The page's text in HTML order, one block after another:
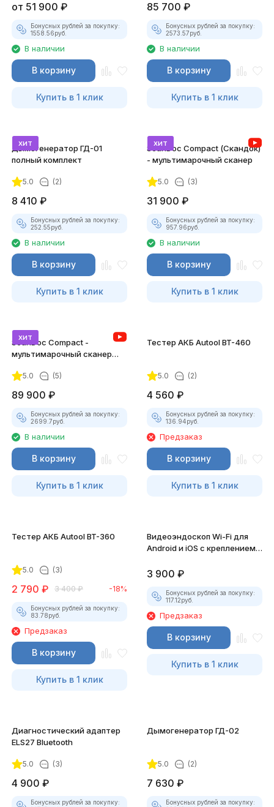
от 51 900 ₽
Бонусных рублей за покупку:
1558.56руб.
В наличии
В корзину
Купить в 1 клик
85 700 ₽
Бонусных рублей за покупку:
2573.57руб.
В наличии
В корзину
Купить в 1 клик
хит
Дымогенератор ГД-01
полный комплект
5.0 (2)
8 410 ₽
Бонусных рублей за покупку:
252.55руб.
В наличии
В корзину
Купить в 1 клик
хит
ScanDoc Compact (Скандок)
- мультимарочный сканер
5.0 (3)
31 900 ₽
Бонусных рублей за покупку:
957.96руб.
В наличии
В корзину
Купить в 1 клик
хит
ScanDoc Compact -
мультимарочный сканер
5.0 (5)
89 900 ₽
Бонусных рублей за покупку:
2699.7руб.
В наличии
В корзину
Купить в 1 клик
Тестер АКБ Autool BT-460
5.0 (2)
4 560 ₽
Бонусных рублей за покупку:
136.94руб.
Предзаказ
В корзину
Купить в 1 клик
Тестер АКБ Autool BT-360
5.0 (3)
2 790 ₽ 3 400 ₽ -18%
Бонусных рублей за покупку:
83.78руб.
Предзаказ
В корзину
Купить в 1 клик
Видеоэндоскоп Wi-Fi для
Android и iOS с креплением
3 900 ₽
Бонусных рублей за покупку:
117.12руб.
Предзаказ
В корзину
Купить в 1 клик
Диагностический адаптер
ELS27 Bluetooth
5.0 (3)
4 900 ₽
Бонусных рублей за покупку:
Дымогенератор ГД-02
5.0 (2)
7 630 ₽
Бонусных рублей за покупку: